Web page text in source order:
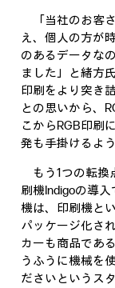
「当社のお客
え、個人の方が
のあるデータな
ました」と緒方
印刷をより突き
との思いから、
こからRGB印刷
発も手掛けるよ
もう1つの転換
刷機Indigoの導
機は、印刷機と
パッケージ化さ
カーも商品であ
うふうに機械を
ださいというス